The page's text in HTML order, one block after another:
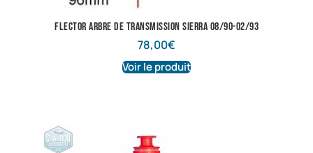
flector arbre de transmission sierra 08/90-02/93
78,00€
Voir le produit